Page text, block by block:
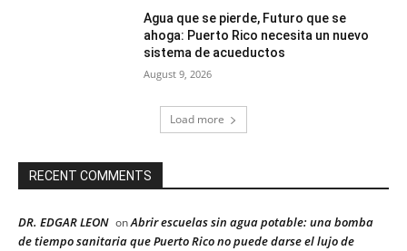
Agua que se pierde, Futuro que se
ahoga: Puerto Rico necesita un nuevo
sistema de acueductos
August 9, 2026
Load more
RECENT COMMENTS
DR. EDGAR LEON onAbrir escuelas sin agua potable: una bomba
de tiempo sanitaria que Puerto Rico no puede darse el lujo de